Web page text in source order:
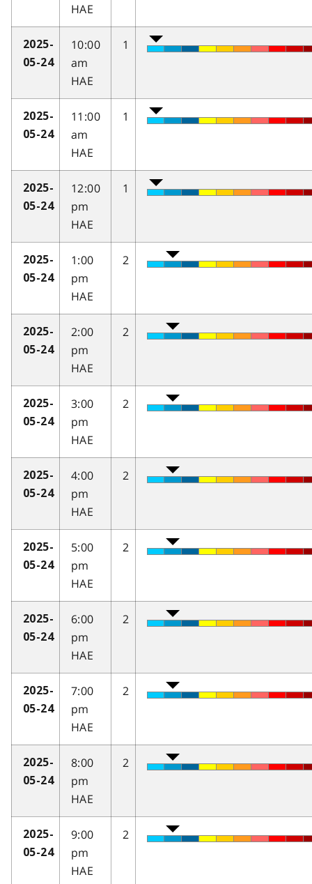
HAE
2025-
05-24
10:00
am
HAE
1
2025-
05-24
11:00
am
HAE
1
2025-
05-24
12:00
pm
HAE
1
2025-
05-24
1:00
pm
HAE
2
2025-
05-24
2:00
pm
HAE
2
2025-
05-24
3:00
pm
HAE
2
2025-
05-24
4:00
pm
HAE
2
2025-
05-24
5:00
pm
HAE
2
2025-
05-24
6:00
pm
HAE
2
2025-
05-24
7:00
pm
HAE
2
2025-
05-24
8:00
pm
HAE
2
2025-
05-24
9:00
pm
HAE
2